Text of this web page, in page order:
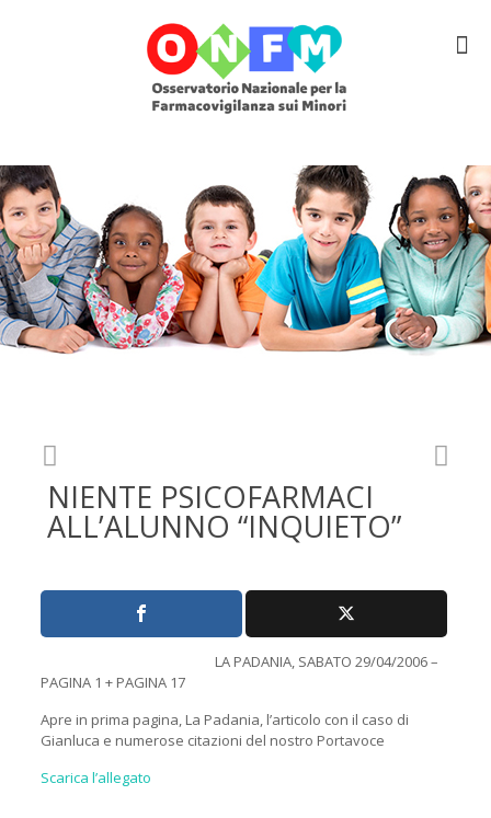
NIENTE PSICOFARMACI
ALL’ALUNNO “INQUIETO”
LA PADANIA, SABATO 29/04/2006 –
PAGINA 1 + PAGINA 17
Apre in prima pagina, La Padania, l’articolo con il caso di
Gianluca e numerose citazioni del nostro Portavoce
Scarica l’allegato